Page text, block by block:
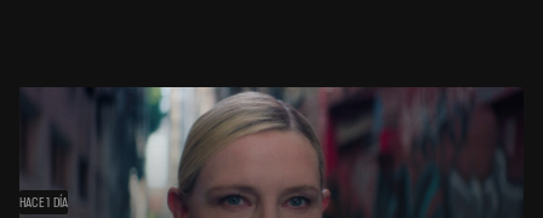
HACE 1 DÍA